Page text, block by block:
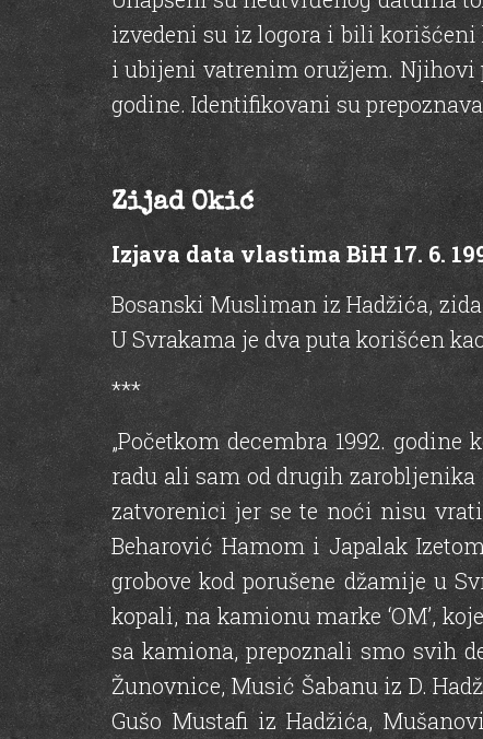
izvedeni su iz logora i bili
i ubijeni vatrenim oružjem. Njihovi
godine. Identifikovani su
Zijad Okić
Izjava data vlastima BiH 17. 6.
Bosanski Musliman iz Hadžića,
U Svrakama je dva puta korišćen
***
„Početkom decembra 1992.
radu ali sam od drugih
zatvorenici jer se te noći nisu
Beharović Hamom i Japalak
grobove kod porušene džamije u
kopali, na kamionu marke ‘OM’,
sa kamiona, prepoznali smo svih
Žunovnice, Musić Šabanu iz D.
Gušo Mustafi iz Hadžića,